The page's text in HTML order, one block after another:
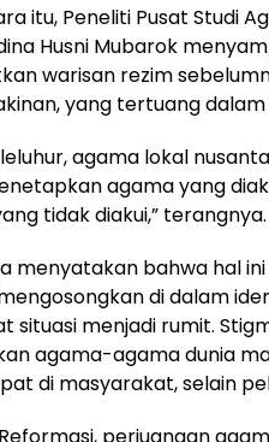
itu, Peneliti Pusat Studi
Husni Mubarok
warisan rezim
yang tertuang dalam
agama lokal
agama yang
tidak diakui,” terangnya.
menyatakan bahwa hal
di dalam
situasi menjadi rumit.
agama-agama dunia
di masyarakat, selain